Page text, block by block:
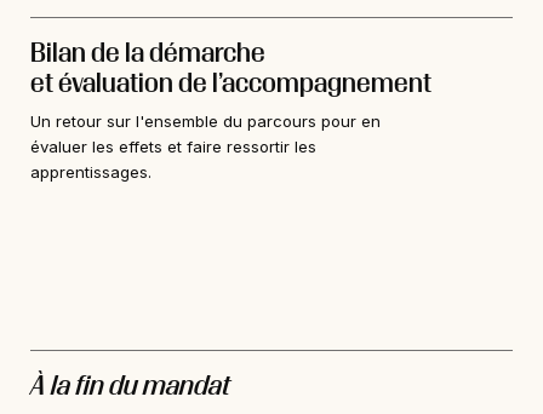
Bilan de la démarche
et évaluation de l’accompagnement
Un retour sur l'ensemble du parcours pour en
évaluer les effets et faire ressortir les
apprentissages.
À la fin du mandat